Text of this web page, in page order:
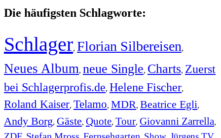
Die häufigsten Schlagworte:
Schlager, Florian Silbereisen,
Neues Album, neue Single, Charts, Zuerst
bei Schlagerprofis.de, Helene Fischer,
Roland Kaiser, Telamo, MDR, Beatrice Egli,
Andy Borg, Gäste, Quote, Tour, Giovanni Zarrella,
ZDF Stefan Mross